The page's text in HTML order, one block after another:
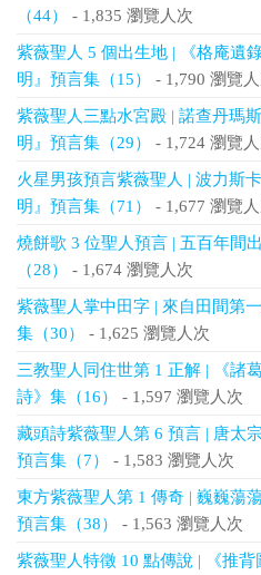
（44）
- 1,835 瀏覽人次
紫薇聖人 5 個出生地 | 《格庵遺
明』預言集（15）
- 1,790 瀏覽
紫薇聖人三點水宮殿 | 諾查丹瑪
明』預言集（29）
- 1,724 瀏覽
火星男孩預言紫薇聖人 | 波力斯
明』預言集（71）
- 1,677 瀏覽
燒餅歌 3 位聖人預言 | 五百年間
（28）
- 1,674 瀏覽人次
紫薇聖人掌中田字 | 來自田間第
集（30）
- 1,625 瀏覽人次
三教聖人同住世第 1 正解 | 《諸
詩》集（16）
- 1,597 瀏覽人次
藏頭詩紫薇聖人第 6 預言 | 唐太
預言集（7）
- 1,583 瀏覽人次
東方紫薇聖人第 1 傳奇 | 巍巍蕩
預言集（38）
- 1,563 瀏覽人次
紫薇聖人特徵 10 點傳說 | 《推